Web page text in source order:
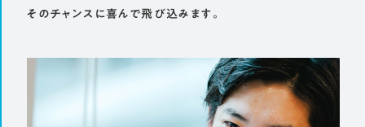
そのチャンスに喜んで飛び込みます。